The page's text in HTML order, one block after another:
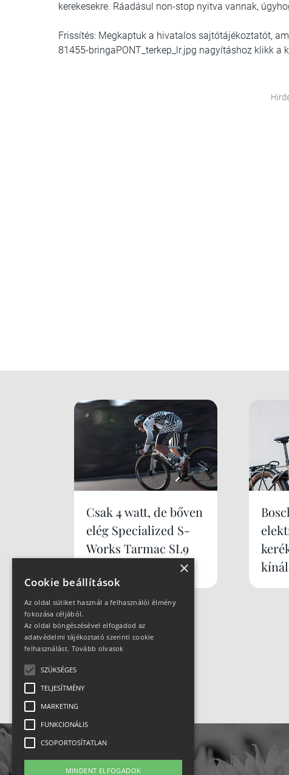
kerekesekre. Ráadásul non-stop nyitva vannak,
Frissítés: Megkaptuk a hivatalos sajtótájékoztatót,
81455-bringaPONT_terkep_lr.jpg nagyításhoz klikk a
Csak 4 watt, de bőven
elég Specialized S-
Works Tarmac SL9
×
Cookie beállítások
Az oldal sütiket használ a felhasználói élmény
fokozása céljából.
Az oldal böngészésével elfogadod az
adatvédelmi tájékoztató szerinti cookie
felhasználást. Tovább olvasok
SZÜKSÉGES
TELJESÍTMÉNY
MARKETING
FUNKCIONÁLIS
CSOPORTOSÍTATLAN
MINDENT ELFOGADOK